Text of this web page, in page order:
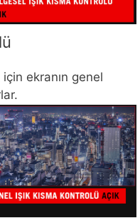
ekranın genel